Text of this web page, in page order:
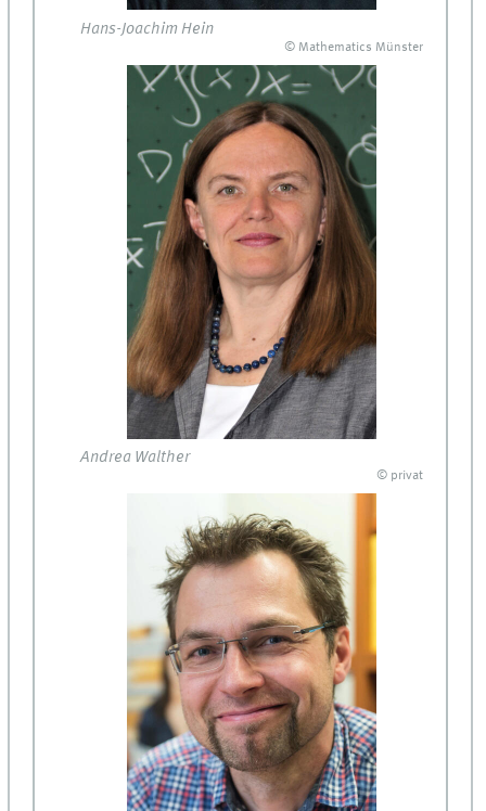
Hans-Joachim Hein
© Mathematics Münster
Andrea Walther
© privat